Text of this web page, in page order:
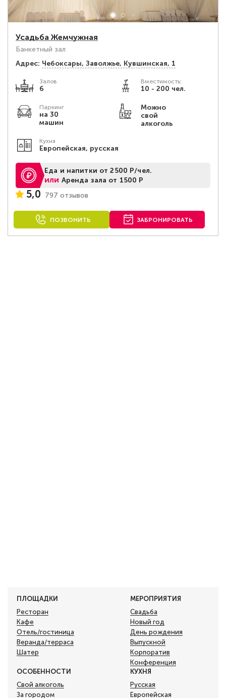
Усадьба Жемчужная
Банкетный зал
Адрес: Чебоксары, Заволжье, Кувшинская, 1
Залов
6
Вместимость:
10 - 200 чел.
Паркинг
на 30
машин
Можно
свой
алкоголь
Кухня
Европейская, русская
Еда и напитки от 2500 Р/чел.
или Аренда зала от 1500 Р
5,0 797 отзывов
ПОЗВОНИТЬ ЗАБРОНИРОВАТЬ
ПЛОЩАДКИ
Ресторан
Кафе
Отель/гостиница
Веранда/терраса
Шатер
МЕРОПРИЯТИЯ
Свадьба
Новый год
День рождения
Выпускной
Корпоратив
Конференция
ОСОБЕННОСТИ
Свой алкоголь
За городом
КУХНЯ
Русская
Европейская